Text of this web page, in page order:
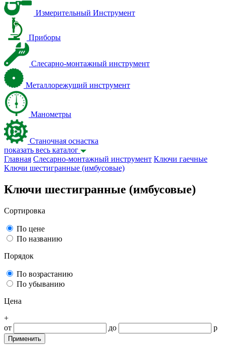
Измерительный Инструмент
Приборы
Слесарно-монтажный инструмент
Металлорежущий инструмент
Манометры
Станочная оснастка
показать весь каталог
Главная Слесарно-монтажный инструмент Ключи гаечные
Ключи шестигранные (имбусовые)
Ключи шестигранные (имбусовые)
Сортировка
По цене
По названию
Порядок
По возрастанию
По убыванию
Цена
+
от
до р